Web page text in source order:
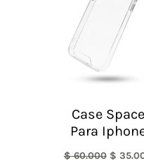
Case Space
Para
$60.000
$
$